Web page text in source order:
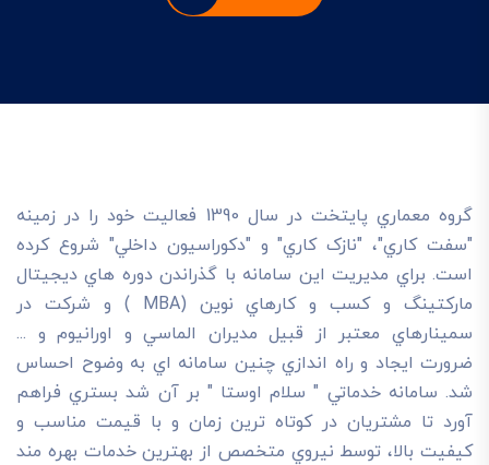
گروه معماري پايتخت در سال 1390 فعاليت خود را در زمينه
"سفت کاري"، "نازک کاري" و "دکوراسيون داخلي" شروع کرده
است. براي مديريت اين سامانه با گذراندن دوره هاي ديجيتال
مارکتينگ و کسب و کارهاي نوين (MBA ) و شرکت در
سمينارهاي معتبر از قبيل مديران الماسي و اورانيوم و ...
ضرورت ايجاد و راه اندازي چنين سامانه اي به وضوح احساس
شد. سامانه خدماتي " سلام اوستا " بر آن شد بستري فراهم
آورد تا مشتريان در کوتاه ترين زمان و با قيمت مناسب و
کيفيت بالا، توسط نيروي متخصص از بهترين خدمات بهره مند